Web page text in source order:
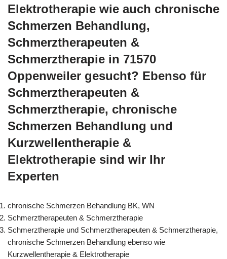
Elektrotherapie wie auch chronische
Schmerzen Behandlung,
Schmerztherapeuten &
Schmerztherapie in 71570
Oppenweiler gesucht? Ebenso für
Schmerztherapeuten &
Schmerztherapie, chronische
Schmerzen Behandlung und
Kurzwellentherapie &
Elektrotherapie sind wir Ihr
Experten
chronische Schmerzen Behandlung BK, WN
Schmerztherapeuten & Schmerztherapie
Schmerztherapie und Schmerztherapeuten & Schmerztherapie,
chronische Schmerzen Behandlung ebenso wie
Kurzwellentherapie & Elektrotherapie